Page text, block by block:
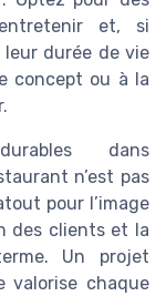
et, si
leur durée de vie
concept ou à la
dans
n’est pas
pour l’image
des clients et la
Un projet
valorise chaque